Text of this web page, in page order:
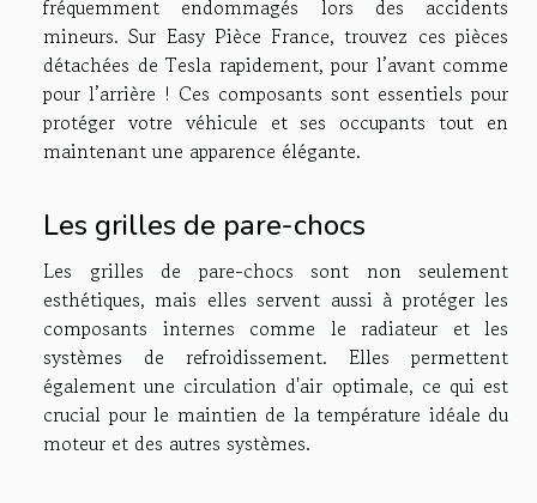
fréquemment endommagés lors des accidents
mineurs. Sur Easy Pièce France, trouvez ces pièces
détachées de Tesla rapidement, pour l’avant comme
pour l’arrière ! Ces composants sont essentiels pour
protéger votre véhicule et ses occupants tout en
maintenant une apparence élégante.
Les grilles de pare-chocs
Les grilles de pare-chocs sont non seulement
esthétiques, mais elles servent aussi à protéger les
composants internes comme le radiateur et les
systèmes de refroidissement. Elles permettent
également une circulation d'air optimale, ce qui est
crucial pour le maintien de la température idéale du
moteur et des autres systèmes.